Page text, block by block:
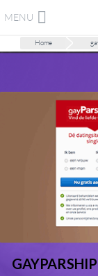
MENU
Home
GAYPARSHIP